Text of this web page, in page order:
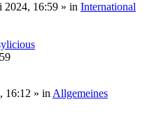
2024, 16:59 » in International
16:12 » in Allgemeines